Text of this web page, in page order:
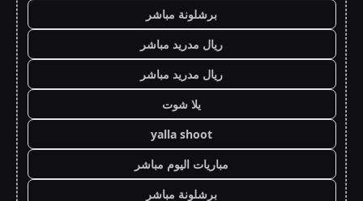
برشلونة مباشر
ريال مدريد مباشر
ريال مدريد مباشر
يلا شوت
yalla shoot
مباريات اليوم مباشر
برشلونة مباشر